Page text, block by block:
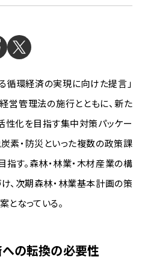
循環経済の実現に向けた提言」
営管理法の施行とともに、新た
性化を目指す集中対策パッケー
素・防災といった複数の政策課
す。森林・林業・木材産業の構
、次期森林・林業基本計画の策
なっている。
の転換の必要性